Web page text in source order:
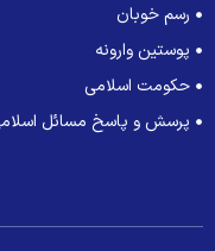
رسم خوبان
پوستین وارونه
حکومت اسلامی
پرسش و پاسخ مسائل اسلامی